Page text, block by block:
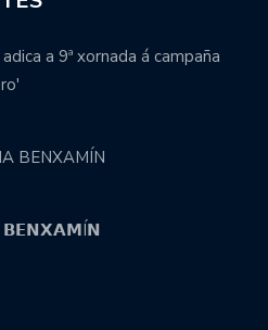
a 9ª xornada á campaña
BENXAMÍN
𝗕𝗘𝗡𝗫𝗔𝗠Í𝗡